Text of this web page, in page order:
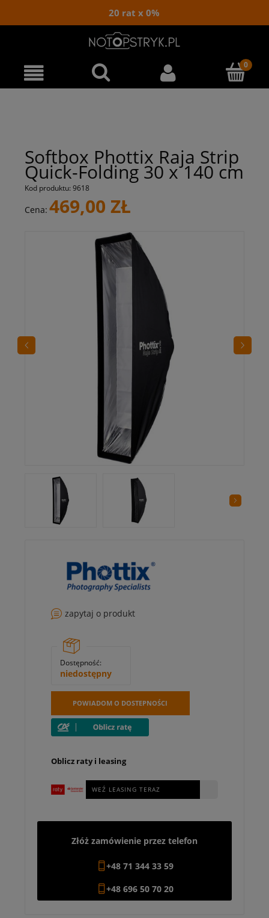
20 rat x 0%
Softbox Phottix Raja Strip
Quick-Folding 30 x 140 cm
Kod produktu: 9618
Cena: 469,00 ZŁ
zapytaj o produkt
Dostępność:
niedostępny
POWIADOM O DOSTEPNOŚCI
Oblicz raty i leasing
WEŹ LEASING TERAZ
Złóż zamówienie przez telefon
+48 71 344 33 59
+48 696 50 70 20